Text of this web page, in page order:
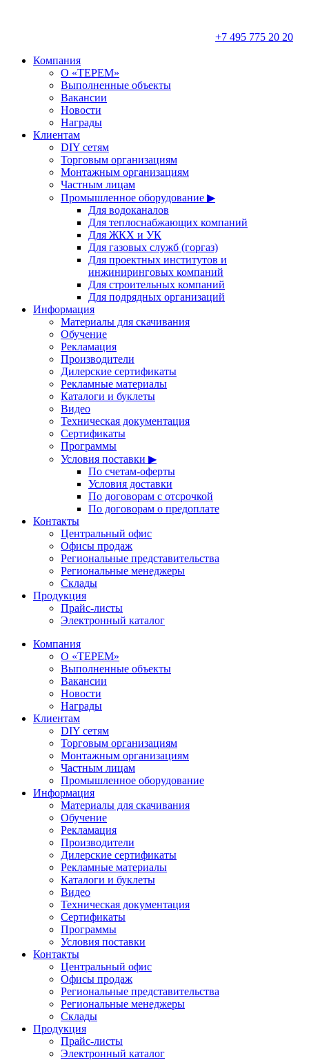
+7 495 775 20 20
Компания
О «ТЕРЕМ»
Выполненные объекты
Вакансии
Новости
Награды
Клиентам
DIY сетям
Торговым организациям
Монтажным организациям
Частным лицам
Промышленное оборудование ▶
Для водоканалов
Для теплоснабжающих компаний
Для ЖКХ и УК
Для газовых служб (горгаз)
Для проектных институтов и
инжиниринговых компаний
Для строительных компаний
Для подрядных организаций
Информация
Материалы для скачивания
Обучение
Рекламация
Производители
Дилерские сертификаты
Рекламные материалы
Каталоги и буклеты
Видео
Техническая документация
Сертификаты
Программы
Условия поставки ▶
По счетам-оферты
Условия доставки
По договорам с отсрочкой
По договорам о предоплате
Контакты
Центральный офис
Офисы продаж
Региональные представительства
Региональные менеджеры
Склады
Продукция
Прайс-листы
Электронный каталог
Компания
О «ТЕРЕМ»
Выполненные объекты
Вакансии
Новости
Награды
Клиентам
DIY сетям
Торговым организациям
Монтажным организациям
Частным лицам
Промышленное оборудование
Информация
Материалы для скачивания
Обучение
Рекламация
Производители
Дилерские сертификаты
Рекламные материалы
Каталоги и буклеты
Видео
Техническая документация
Сертификаты
Программы
Условия поставки
Контакты
Центральный офис
Офисы продаж
Региональные представительства
Региональные менеджеры
Склады
Продукция
Прайс-листы
Электронный каталог